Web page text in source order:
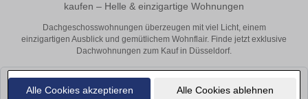
Alle Cookies akzeptieren Alle Cookies ablehnen
kaufen – Helle & einzigartige Wohnungen
Dachgeschosswohnungen überzeugen mit viel Licht, einem
einzigartigen Ausblick und gemütlichem Wohnflair. Finde jetzt exklusive
Dachwohnungen zum Kauf in Düsseldorf.
Leider konnten wir derzeit keine passenden Objekte finden. Schauen Sie
bald wieder vorbei!